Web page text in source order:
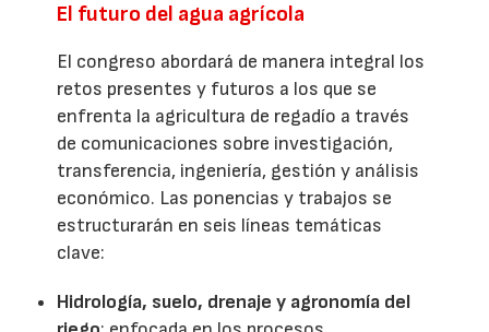
El futuro del agua agrícola
El congreso abordará de manera integral los
retos presentes y futuros a los que se
enfrenta la agricultura de regadío a través
de comunicaciones sobre investigación,
transferencia, ingeniería, gestión y análisis
económico. Las ponencias y trabajos se
estructurarán en seis líneas temáticas
clave:
Hidrología, suelo, drenaje y agronomía del